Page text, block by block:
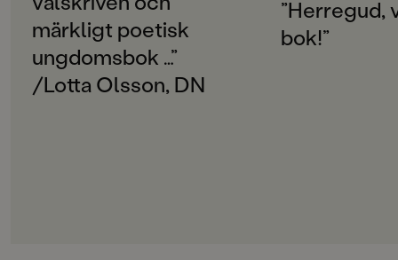
Svenska
PUBLICERINGSDATUM
2016-09-16
märkligt poetisk
ungdomsbok …”
/Lotta Olsson, DN
”Herregud,
bok!”